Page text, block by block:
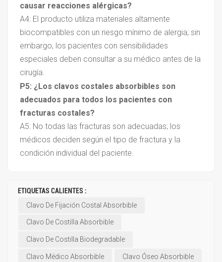
causar reacciones alérgicas?
A4: El producto utiliza materiales altamente
biocompatibles con un riesgo mínimo de alergia; sin
embargo, los pacientes con sensibilidades
especiales deben consultar a su médico antes de la
cirugía.
P5: ¿Los clavos costales absorbibles son
adecuados para todos los pacientes con
fracturas costales?
A5: No todas las fracturas son adecuadas; los
médicos deciden según el tipo de fractura y la
condición individual del paciente.
ETIQUETAS CALIENTES :
Clavo De Fijación Costal Absorbible
Clavo De Costilla Absorbible
Clavo De Costilla Biodegradable
Clavo Médico Absorbible Clavo Óseo Absorbible